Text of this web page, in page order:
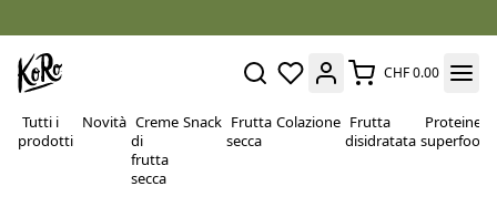
CHF 0.00
Tutti i
prodotti
Novità Creme
di
frutta
secca
Snack Frutta
secca
Colazione Frutta
disidratata
Proteine e
superfood